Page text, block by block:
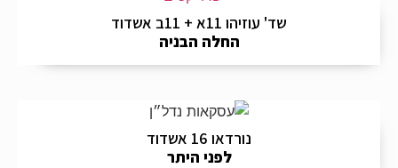
שד' עוזיהו 11א + 11ב אשדוד
החלה הבניה
נורדאו 16 אשדוד
לפני היתר